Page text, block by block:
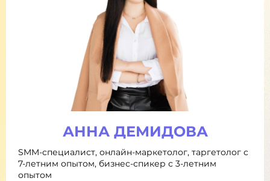
АННА ДЕМИДОВА
SMM-специалист, онлайн-маркетолог, таргетолог с
7-летним опытом, бизнес-спикер с 3-летним
опытом